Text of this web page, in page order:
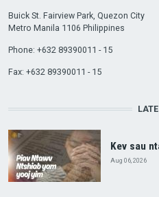
Buick St. Fairview Park, Quezon City
Metro Manila 1106 Philippines
Phone: +632 89390011 - 15
Fax: +632 89390011 - 15
Kev sau
Aug 06, 2026